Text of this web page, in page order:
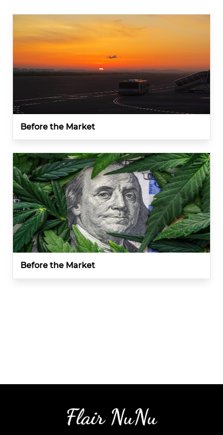
Before the Market
Before the Market